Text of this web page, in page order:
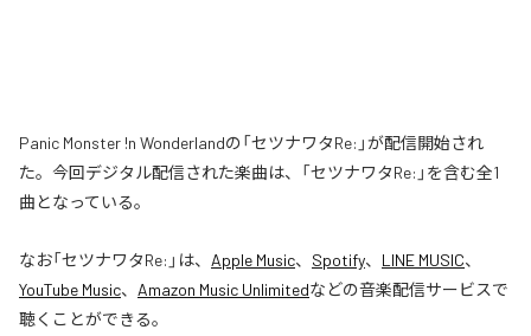
Panic Monster !n Wonderlandの「セツナワタRe:」が配信開始され
た。今回デジタル配信された楽曲は、「セツナワタRe:」を含む全1
曲となっている。
なお「セツナワタRe: 」は、 Apple Music、 Spotify、 LINE MUSIC、
YouTube Music、 Amazon Music Unlimitedなどの音楽配信サービスで
聴くことができる。